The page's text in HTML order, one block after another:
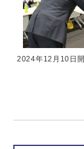
2024年12月10日